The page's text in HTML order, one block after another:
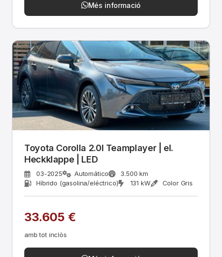
Més informació
Toyota Corolla 2.0l Teamplayer | el.
Heckklappe | LED
03-2025 Automático
3.500 km
Híbrido (gasolina/eléctrico)
131 kW Color Gris
33.605 €
amb tot inclòs